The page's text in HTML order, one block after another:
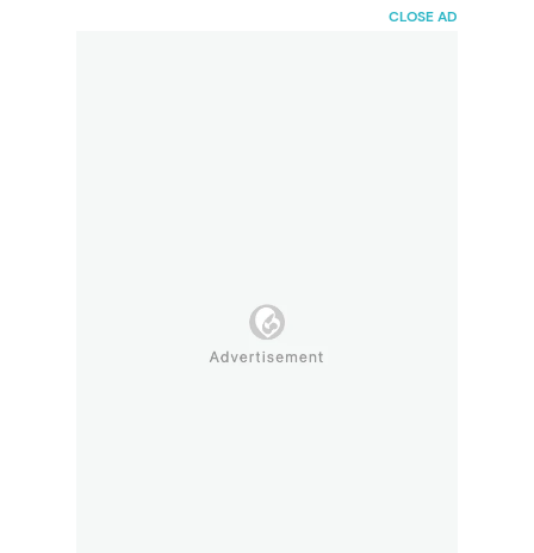
CLOSE AD